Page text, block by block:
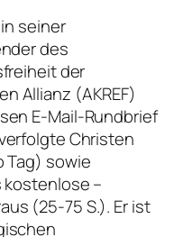
seiner
des
der
Allianz (AKREF)
E-Mail-Rundbrief
Christen
Tag) sowie
–
(25-75 S.). Er ist